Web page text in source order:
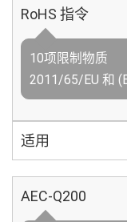
RoHS 指令
10项限制物质
2011/65/EU 和
适用
AEC-Q200